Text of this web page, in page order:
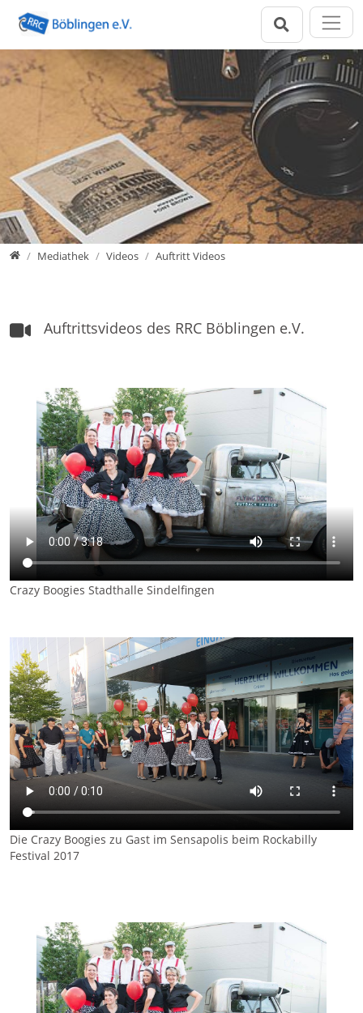
Direkt zur Hauptnavigation springen
Direkt zum Inhalt springen
Zur Unternavigation springen
HomeMediathek Videos Auftritt Videos
Auftrittsvideos des RRC Böblingen e.V.
Crazy Boogies Stadthalle Sindelfingen
Die Crazy Boogies zu Gast im Sensapolis beim Rockabilly
Festival 2017